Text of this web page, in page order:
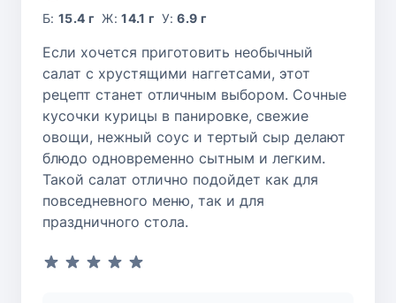
Б:15.4 г Ж:14.1 г У:6.9 г
Если хочется приготовить необычный
салат с хрустящими наггетсами, этот
рецепт станет отличным выбором. Сочные
кусочки курицы в панировке, свежие
овощи, нежный соус и тертый сыр делают
блюдо одновременно сытным и легким.
Такой салат отлично подойдет как для
повседневного меню, так и для
праздничного стола.